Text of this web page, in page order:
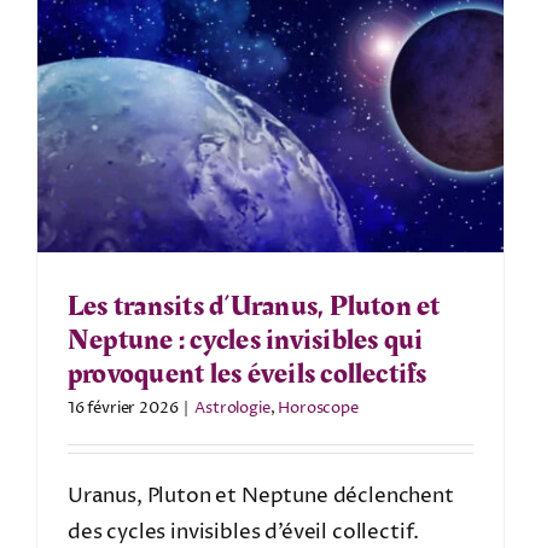
Les transits d’Uranus, Pluton et
Neptune : cycles invisibles qui
provoquent les éveils collectifs
16 février 2026 | Astrologie, Horoscope
Uranus, Pluton et Neptune déclenchent
des cycles invisibles d’éveil collectif.